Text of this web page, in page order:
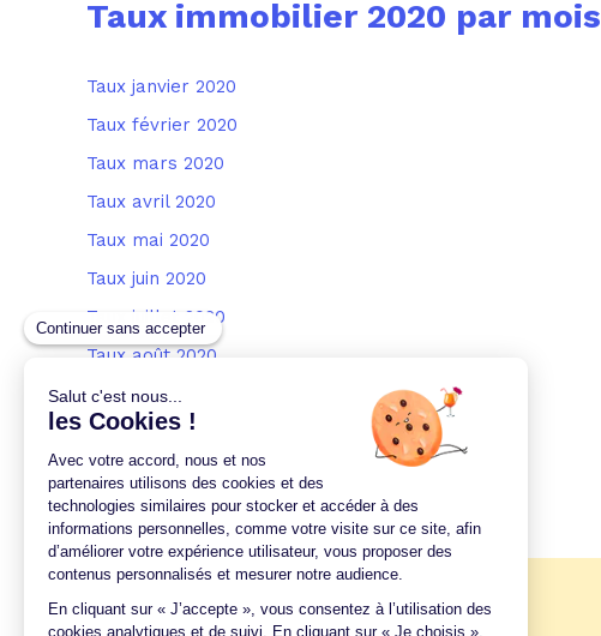
Taux immobilier 2020 par mois
Taux janvier 2020
Taux février 2020
Taux mars 2020
Taux avril 2020
Taux mai 2020
Taux juin 2020
Taux juillet 2020
Taux août 2020
Taux septembre 2020
Taux octobre 2020
Taux novembre 2020
Taux décembre 2020
🎉 Quel taux pour mon projet ?